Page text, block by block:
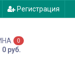
Регистрация
0
0 руб.